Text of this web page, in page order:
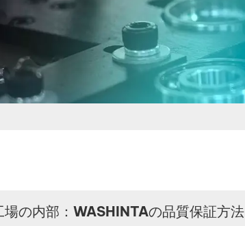
の内部：WASHINTAの品質保証方法